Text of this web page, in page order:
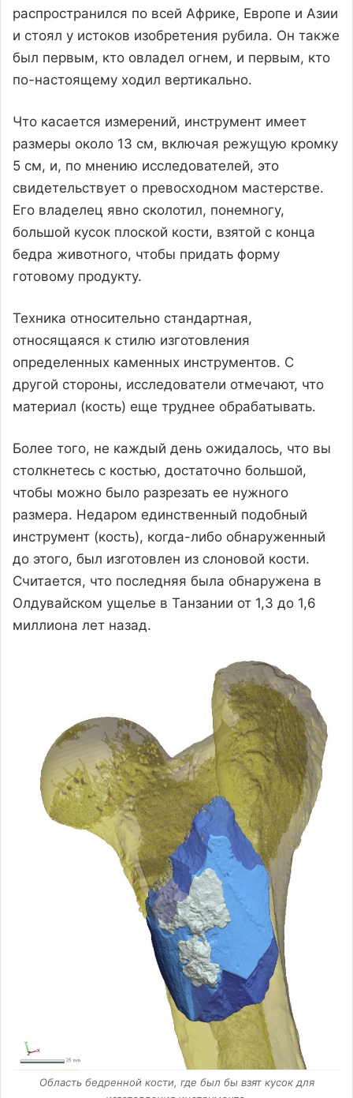
распространился по всей Африке, Европе и Азии
и стоял у истоков изобретения рубила. Он также
был первым, кто овладел огнем, и первым, кто
по-настоящему ходил вертикально.
Что касается измерений, инструмент имеет
размеры около 13 см, включая режущую кромку
5 см, и, по мнению исследователей, это
свидетельствует о превосходном мастерстве.
Его владелец явно сколотил, понемногу,
большой кусок плоской кости, взятой с конца
бедра животного, чтобы придать форму
готовому продукту.
Техника относительно стандартная,
относящаяся к стилю изготовления
определенных каменных инструментов. С
другой стороны, исследователи отмечают, что
материал (кость) еще труднее обрабатывать.
Более того, не каждый день ожидалось, что вы
столкнетесь с костью, достаточно большой,
чтобы можно было разрезать ее нужного
размера. Недаром единственный подобный
инструмент (кость), когда-либо обнаруженный
до этого, был изготовлен из слоновой кости.
Считается, что последняя была обнаружена в
Олдувайском ущелье в Танзании от 1,3 до 1,6
миллиона лет назад.
Область бедренной кости, где был бы взят кусок для